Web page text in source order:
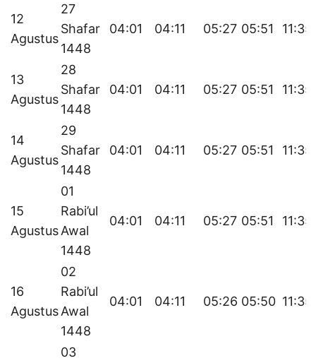
12
Agustus
27
Shafar
1448
04:01 04:11 05:27 05:51 11:35
13
Agustus
28
Shafar
1448
04:01 04:11 05:27 05:51 11:35
14
Agustus
29
Shafar
1448
04:01 04:11 05:27 05:51 11:35
15
Agustus
01
Rabi’ul
Awal
1448
04:01 04:11 05:27 05:51 11:35
16
Agustus
02
Rabi’ul
Awal
1448
04:01 04:11 05:26 05:50 11:35
03